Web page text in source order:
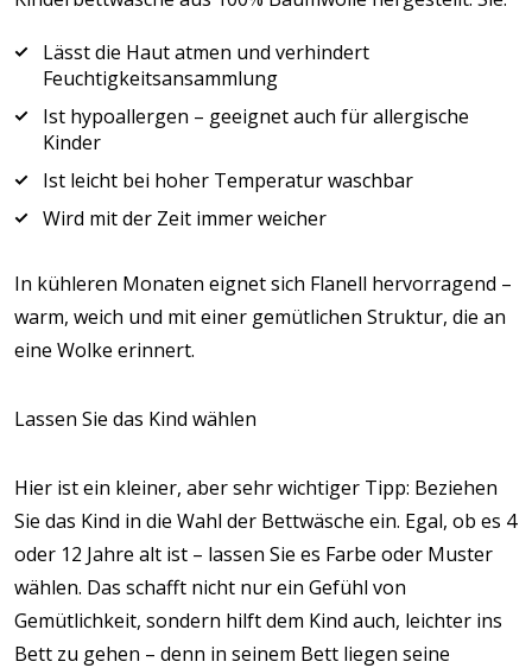
Lässt die Haut atmen und verhindert
Feuchtigkeitsansammlung
Ist hypoallergen – geeignet auch für allergische
Kinder
Ist leicht bei hoher Temperatur waschbar
Wird mit der Zeit immer weicher
In kühleren Monaten eignet sich Flanell hervorragend –
warm, weich und mit einer gemütlichen Struktur, die an
eine Wolke erinnert.
Lassen Sie das Kind wählen
Hier ist ein kleiner, aber sehr wichtiger Tipp: Beziehen
Sie das Kind in die Wahl der Bettwäsche ein. Egal, ob es 4
oder 12 Jahre alt ist – lassen Sie es Farbe oder Muster
wählen. Das schafft nicht nur ein Gefühl von
Gemütlichkeit, sondern hilft dem Kind auch, leichter ins
Bett zu gehen – denn in seinem Bett liegen seine